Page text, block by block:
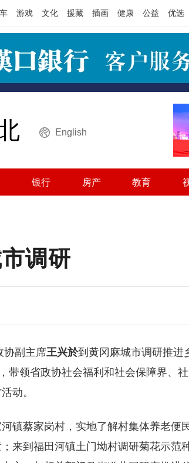
游戏 文化 援藏 插画 健康 公益 优选
English
银行 房产 教育
调研
协副主席王兴於到黄冈麻城市调研推进
带领省政协社会福利和社会保障界、
动。
镇蔡家岗村，实地了解村集体养老便
来到福田河镇土门坳村调研菊花示范